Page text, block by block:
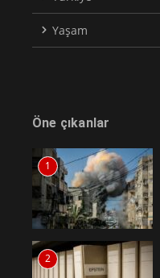
Yaşam
Öne çıkanlar
1
2